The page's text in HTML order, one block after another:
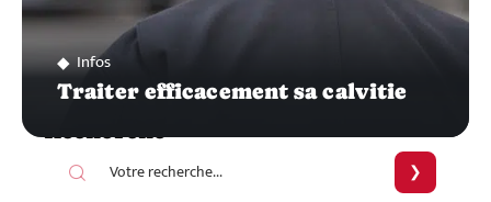
Infos
Traiter efficacement sa calvitie
Recherche